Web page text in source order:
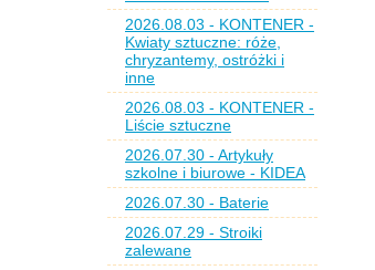
2026.08.03 - KONTENER -
Kwiaty sztuczne: róże,
chryzantemy, ostróżki i
inne
2026.08.03 - KONTENER -
Liście sztuczne
2026.07.30 - Artykuły
szkolne i biurowe - KIDEA
2026.07.30 - Baterie
2026.07.29 - Stroiki
zalewane